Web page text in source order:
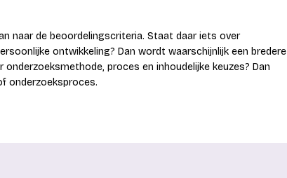
naar de beoordelingscriteria. Staat daar iets over
ontwikkeling? Dan wordt waarschijnlijk een bredere
proces en inhoudelijke keuzes? Dan
onderzoeksproces.